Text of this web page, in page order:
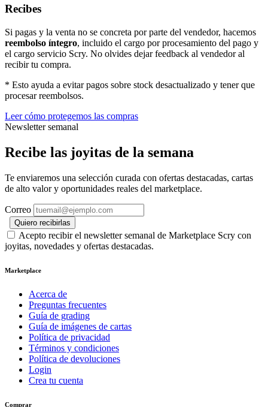
Recibes
Si pagas y la venta no se concreta por parte del vendedor, hacemos
reembolso íntegro, incluido el cargo por procesamiento del pago y
el cargo servicio Scry. No olvides dejar feedback al vendedor al
recibir tu compra.
* Esto ayuda a evitar pagos sobre stock desactualizado y tener que
procesar reembolsos.
Leer cómo protegemos las compras
Newsletter semanal
Recibe las joyitas de la semana
Te enviaremos una selección curada con ofertas destacadas, cartas
de alto valor y oportunidades reales del marketplace.
Correo
Quiero recibirlas
Acepto recibir el newsletter semanal de Marketplace Scry con
joyitas, novedades y ofertas destacadas.
Marketplace
Acerca de
Preguntas frecuentes
Guía de grading
Guía de imágenes de cartas
Política de privacidad
Términos y condiciones
Política de devoluciones
Login
Crea tu cuenta
Comprar